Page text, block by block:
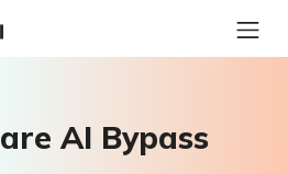
AI Bypass